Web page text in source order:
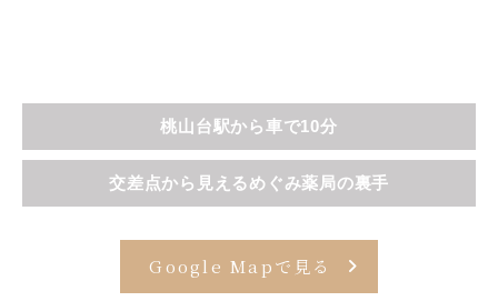
桃山台駅から車で10分
交差点から見えるめぐみ薬局の裏手
Google Mapで見る